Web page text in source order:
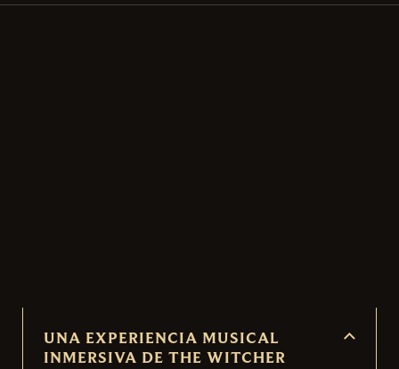
UNA EXPERIENCIA MUSICAL
INMERSIVA DE THE WITCHER